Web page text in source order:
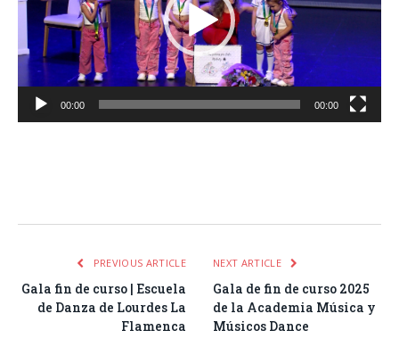
00:00 00:00
PREVIOUS ARTICLE
Gala fin de curso | Escuela
de Danza de Lourdes La
Flamenca
NEXT ARTICLE
Gala de fin de curso 2025
de la Academia Música y
Músicos Dance